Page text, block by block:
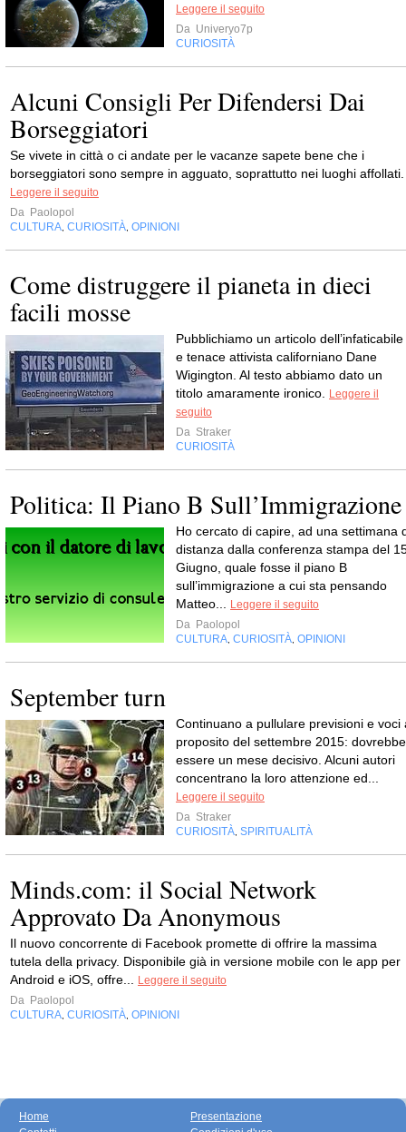
Leggere il seguito
Da Univeryo7p
CURIOSITÀ
Alcuni Consigli Per Difendersi Dai
Borseggiatori
Se vivete in città o ci andate per le vacanze sapete bene che i
borseggiatori sono sempre in agguato, soprattutto nei luoghi affollati.
Leggere il seguito
Da Paolopol
CULTURA CURIOSITÀ OPINIONI
Come distruggere il pianeta in dieci
facili mosse
Pubblichiamo un articolo dell’infaticabile
e tenace attivista californiano Dane
Wigington. Al testo abbiamo dato un
titolo amaramente ironico.
Leggere il
seguito
Da Straker
CURIOSITÀ
Politica: Il Piano B Sull’Immigrazione
Ho cercato di capire, ad una settimana
distanza dalla conferenza stampa del
Giugno, quale fosse il piano B
sull’immigrazione a cui sta pensando
Matteo...
Leggere il seguito
Da Paolopol
CULTURA CURIOSITÀ OPINIONI
September turn
Continuano a pullulare previsioni e voci
proposito del settembre 2015: dovrebbe
essere un mese decisivo. Alcuni autori
concentrano la loro attenzione ed...
Leggere il seguito
Da Straker
CURIOSITÀ SPIRITUALITÀ
Minds.com: il Social Network
Approvato Da Anonymous
Il nuovo concorrente di Facebook promette di offrire la massima
tutela della privacy. Disponibile già in versione mobile con le app per
Android e iOS, offre...
Leggere il seguito
Da Paolopol
CULTURA CURIOSITÀ OPINIONI
Home
Presentazione